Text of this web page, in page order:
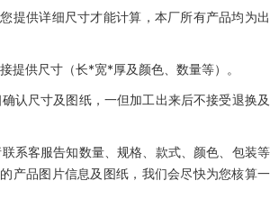
提供详细尺寸才能计算，本厂所有产品均为出
提供尺寸（长*宽*厚及颜色、数量等）。
认尺寸及图纸，一但加工出来后不接受退换及
系客服告知数量、规格、款式、颜色、包装等
产品图片信息及图纸，我们会尽快为您核算一